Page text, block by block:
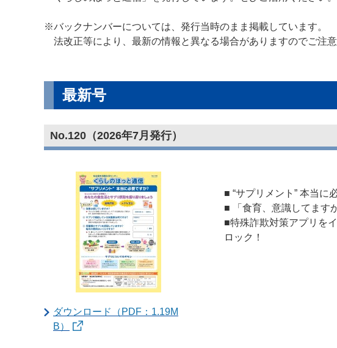
※バックナンバーについては、発行当時のまま掲載しています。
法改正等により、最新の情報と異なる場合がありますのでご注意
最新号
No.120（2026年7月発行）
ダウンロード（PDF：1.19M
B）
■ “サプリメント” 本当に
■ 「食育、意識してます
■特殊詐欺対策アプリを
ロック！